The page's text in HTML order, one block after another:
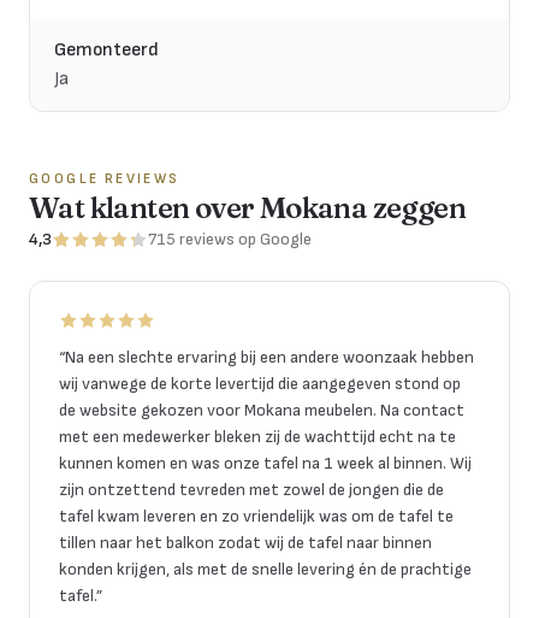
Gemonteerd
Ja
GOOGLE REVIEWS
Wat klanten over Mokana zeggen
4,3 715 reviews op Google
“Na een slechte ervaring bij een andere woonzaak hebben
wij vanwege de korte levertijd die aangegeven stond op
de website gekozen voor Mokana meubelen. Na contact
met een medewerker bleken zij de wachttijd echt na te
kunnen komen en was onze tafel na 1 week al binnen. Wij
zijn ontzettend tevreden met zowel de jongen die de
tafel kwam leveren en zo vriendelijk was om de tafel te
tillen naar het balkon zodat wij de tafel naar binnen
konden krijgen, als met de snelle levering én de prachtige
tafel.”